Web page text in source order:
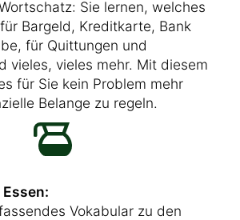
Sie lernen, welches
Bargeld, Kreditkarte, Bank
für Quittungen und
vieles, vieles mehr. Mit diesem
für Sie kein Problem mehr
Belange zu regeln.
Vokabular zu den